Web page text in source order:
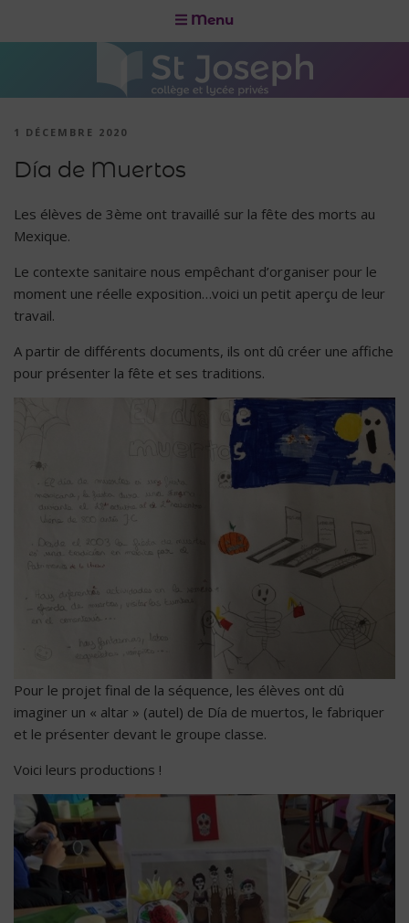
Menu
1 DÉCEMBRE 2020
Día de Muertos
Les élèves de 3ème ont travaillé sur la fête des morts au
Mexique.
Le contexte sanitaire nous empêchant d’organiser pour le
moment une réelle exposition…voici un petit aperçu de leur
travail.
A partir de différents documents, ils ont dû créer une affiche
pour présenter la fête et ses traditions.
Pour le projet final de la séquence, les élèves ont dû
imaginer un « altar » (autel) de Día de muertos, le fabriquer
et le présenter devant le groupe classe.
Voici leurs productions !